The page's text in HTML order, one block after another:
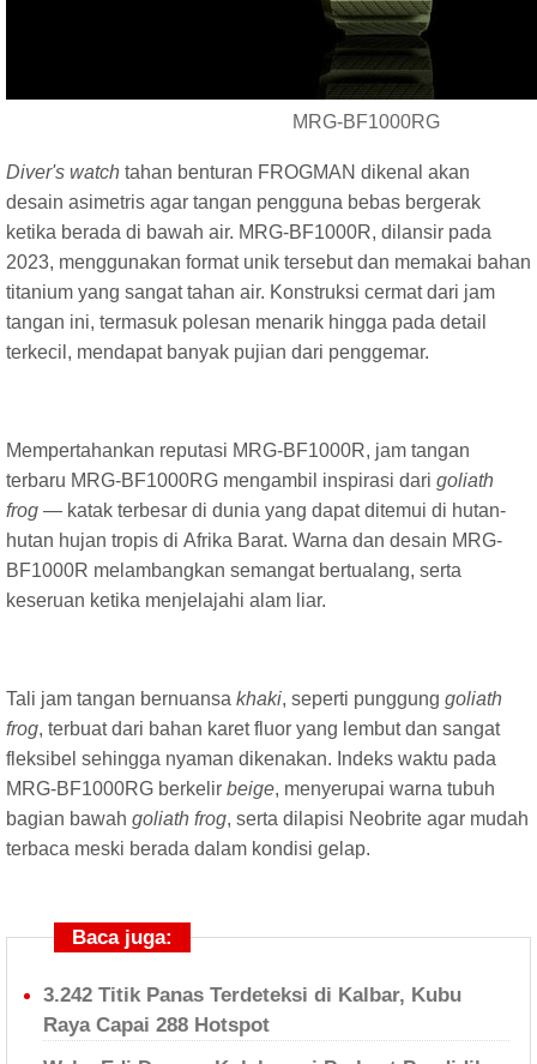
MRG-BF1000RG
Diver's watch tahan benturan FROGMAN dikenal akan
desain asimetris agar tangan pengguna bebas bergerak
ketika berada di bawah air. MRG-BF1000R, dilansir pada
2023, menggunakan format unik tersebut dan memakai bahan
titanium yang sangat tahan air. Konstruksi cermat dari jam
tangan ini, termasuk polesan menarik hingga pada detail
terkecil, mendapat banyak pujian dari penggemar.
Mempertahankan reputasi MRG-BF1000R, jam tangan
terbaru MRG-BF1000RG mengambil inspirasi dari goliath
frog — katak terbesar di dunia yang dapat ditemui di hutan-
hutan hujan tropis di Afrika Barat. Warna dan desain MRG-
BF1000R melambangkan semangat bertualang, serta
keseruan ketika menjelajahi alam liar.
Tali jam tangan bernuansa khaki, seperti punggung goliath
frog, terbuat dari bahan karet fluor yang lembut dan sangat
fleksibel sehingga nyaman dikenakan. Indeks waktu pada
MRG-BF1000RG berkelir beige, menyerupai warna tubuh
bagian bawah goliath frog, serta dilapisi Neobrite agar mudah
terbaca meski berada dalam kondisi gelap.
Baca juga:
3.242 Titik Panas Terdeteksi di Kalbar, Kubu
Raya Capai 288 Hotspot